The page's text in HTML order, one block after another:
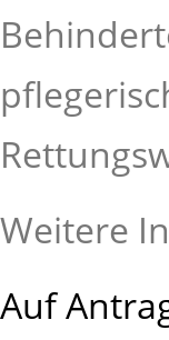
Weitere
Auf